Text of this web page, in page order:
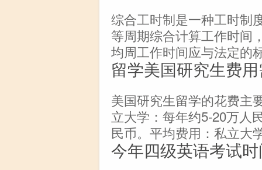
综合工时制是一种工时制
等周期综合计算工作时间
均周工作时间应与法定的
留学美国研究生费
美国研究生留学的花费主
立大学：每年约5-20万人
民币。平均费用：私立大
今年四级英语考试